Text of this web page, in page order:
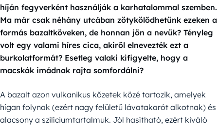
híján fegyverként használják a karhatalommal szemben.
Ma már csak néhány utcában zötykölődhetünk ezeken a
formás bazaltköveken, de honnan jön a nevük? Tényleg
volt egy valami híres cica, akiről elnevezték ezt a
burkolatformát? Esetleg valaki kifigyelte, hogy a
macskák imádnak rajta somfordálni?
A bazalt azon vulkanikus kőzetek közé tartozik, amelyek
hígan folynak (ezért nagy felületű lávatakarót alkotnak) és
alacsony a szilíciumtartalmuk. Jól hasítható, ezért kiváló